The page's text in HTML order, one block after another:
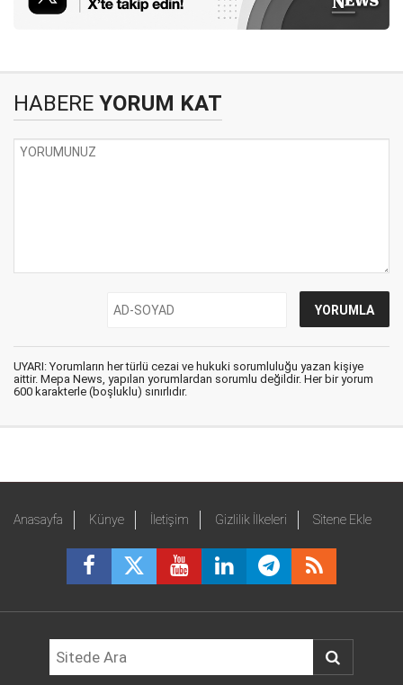
HABERE YORUM KAT
UYARI: Yorumların her türlü cezai ve hukuki sorumluluğu yazan kişiye
aittir. Mepa News, yapılan yorumlardan sorumlu değildir. Her bir yorum
600 karakterle (boşluklu) sınırlıdır.
Anasayfa Künye İletişim Gizlilik İlkeleri Sitene Ekle